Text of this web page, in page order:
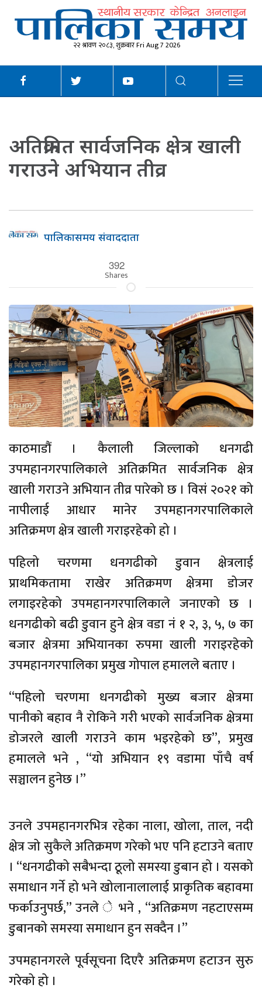
२२ श्रावण २०८३, शुक्रबार Fri Aug 7 2026
अतिक्रमित सार्वजनिक क्षेत्र खाली
गराउने अभियान तीव्र
पालिकासमय संवाददाता
392
Shares
काठमाडौं । कैलाली जिल्लाको धनगढी
उपमहानगरपालिकाले अतिक्रमित सार्वजनिक क्षेत्र
खाली गराउने अभियान तीव्र पारेको छ । विसं २०२१ को
नापीलाई आधार मानेर उपमहानगरपालिकाले
अतिक्रमण क्षेत्र खाली गराइरहेको हो ।
पहिलो चरणमा धनगढीको डुवान क्षेत्रलाई
प्राथमिकतामा राखेर अतिक्रमण क्षेत्रमा डोजर
लगाइरहेको उपमहानगरपालिकाले जनाएको छ ।
धनगढीको बढी डुवान हुने क्षेत्र वडा नं १ २, ३, ५, ७ का
बजार क्षेत्रमा अभियानका रुपमा खाली गराइरहेको
उपमहानगरपालिका प्रमुख गोपाल हमालले बताए ।
“पहिलो चरणमा धनगढीको मुख्य बजार क्षेत्रमा
पानीको बहाव नै रोकिने गरी भएको सार्वजनिक क्षेत्रमा
डोजरले खाली गराउने काम भइरहेको छ”, प्रमुख
हमालले भने , “यो अभियान १९ वडामा पाँचै वर्ष
सञ्चालन हुनेछ ।”
उनले उपमहानगरभित्र रहेका नाला, खोला, ताल, नदी
क्षेत्र जो सुकैले अतिक्रमण गरेको भए पनि हटाउने बताए
। “धनगढीको सबैभन्दा ठूलो समस्या डुबान हो । यसको
समाधान गर्ने हो भने खोलानालालाई प्राकृतिक बहावमा
फर्काउनुपर्छ,” उनले े भने , “अतिक्रमण नहटाएसम्म
डुबानको समस्या समाधान हुन सक्दैन ।”
उपमहानगरले पूर्वसूचना दिएरै अतिक्रमण हटाउन सुरु
गरेको हो ।